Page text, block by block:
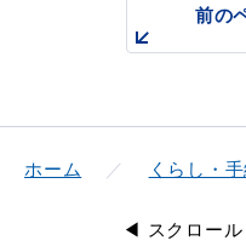
前の
ホーム くらし・
◀ スクロー